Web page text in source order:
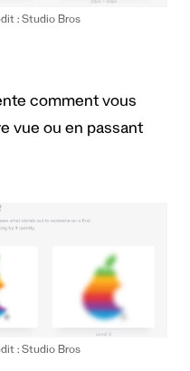
: Studio Bros
comment vous
vue ou en passant
: Studio Bros